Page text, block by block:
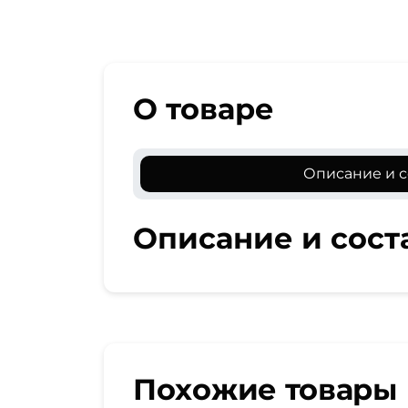
О товаре
Описание и
Описание и
Похожие товары